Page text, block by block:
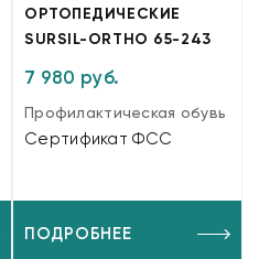
ОРТОПЕДИЧЕСКИЕ
SURSIL-ORTHO 65-243
7 980 руб.
Профилактическая обувь
Сертификат ФСС
ПОДРОБНЕЕ